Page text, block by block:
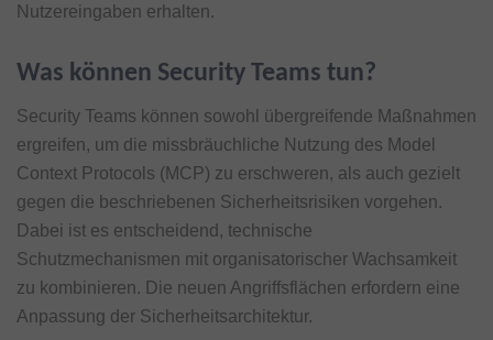
Nutzereingaben erhalten.
Was können Security Teams tun?
Security Teams können sowohl übergreifende Maßnahmen
ergreifen, um die missbräuchliche Nutzung des Model
Context Protocols (MCP) zu erschweren, als auch gezielt
gegen die beschriebenen Sicherheitsrisiken vorgehen.
Dabei ist es entscheidend, technische
Schutzmechanismen mit organisatorischer Wachsamkeit
zu kombinieren. Die neuen Angriffsflächen erfordern eine
Anpassung der Sicherheitsarchitektur.